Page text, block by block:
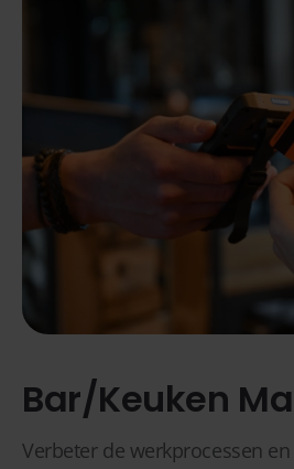
Bar/Keuken
Verbeter de werkprocessen